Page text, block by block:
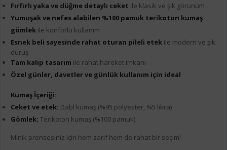
Fırfırlı yaka ve düğme detaylı ceket ile klasik ve şık görünüm
Yumuşak ve nefes alabilen %100 pamuk terikoton kumaş
gömlek ile konforlu kullanım
Esnek beli sayesinde rahat oturan pileli etek ile modern ve şık
duruş
Tam kalıp tasarım ile rahat hareket imkanı
Özel günler, davetler ve günlük kullanım için ideal
Kumaş İçeriği:
Ceket ve etek: Dabl kumaş (%95 polyester, %5 likra)
Gömlek: Terikoton kumaş (%100 pamuk)
Minik prensesiniz için hem zarif hem de rahat bir seçim!